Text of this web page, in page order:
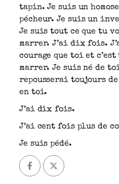
tapin. Je suis un
pécheur. Je suis un
Je suis tout ce que tu
marrer. J’ai dix fois.
courage que toi et
marrer. Je suis né de
repousserai toujours
en toi.
J’ai dix fois.
J’ai cent fois plus de
Je suis pédé.